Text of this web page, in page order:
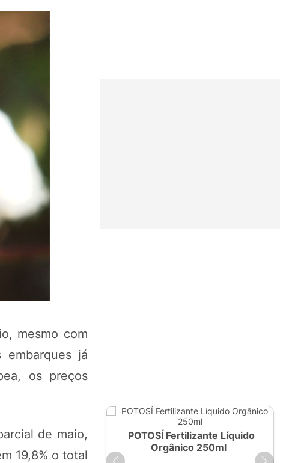
mesmo com
embarques já
os preços
de maio,
19,8% o total
Líquido
POTOSÍ Fertilizante Líquido
Orgânico 250ml